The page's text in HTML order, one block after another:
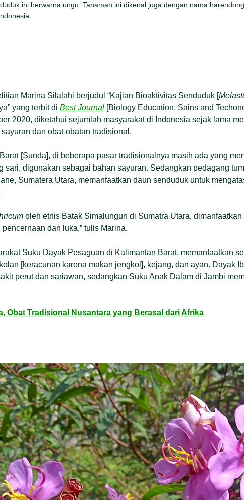
ini berwarna ungu. Tanaman ini dikenal juga dengan nama
Marina Silalahi berjudul “Kajian Bioaktivitas Senduduk [
yang terbit di Best Journal [Biology Education, Sains and
2020, diketahui sejumlah masyarakat di Indonesia sejak lama
dan obat-obatan tradisional.
[Sunda], di beberapa pasar tradisionalnya masih ada yang
sari, digunakan sebagai bahan sayuran. Sedangkan pedagang
Sumatera Utara, memanfaatkan daun senduduk untuk
oleh etnis Batak Simalungun di Sumatra Utara,
dan luka,” tulis Marina.
Suku Dayak Pesaguan di Kalimantan Barat, memanfaatkan
[keracunan karena makan jengkol], kejang, dan ayan. Dayak
perut dan sariawan, sedangkan Suku Anak Dalam di Jambi
Obat Tradisional Nusantara yang Berasal dari Afrika